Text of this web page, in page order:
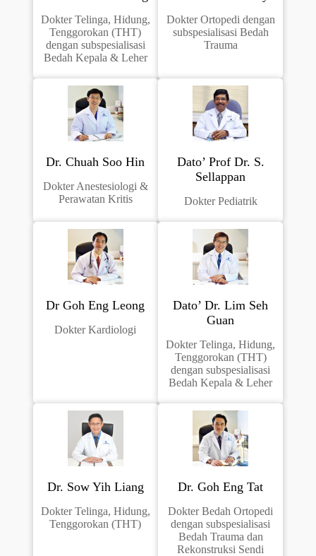
Dokter Telinga, Hidung,
Tenggorokan (THT)
dengan subspesialisasi
Bedah Kepala & Leher
Dokter Ortopedi dengan
subspesialisasi Bedah
Trauma
Dr. Chuah Soo Hin
Dokter Anestesiologi &
Perawatan Kritis
Dato’ Prof Dr. S.
Sellappan
Dokter Pediatrik
Dr Goh Eng Leong
Dokter Kardiologi
Dato’ Dr. Lim Seh
Guan
Dokter Telinga, Hidung,
Tenggorokan (THT)
dengan subspesialisasi
Bedah Kepala & Leher
Dr. Sow Yih Liang
Dokter Telinga, Hidung,
Tenggorokan (THT)
Dr. Goh Eng Tat
Dokter Bedah Ortopedi
dengan subspesialisasi
Bedah Trauma dan
Rekonstruksi Sendi